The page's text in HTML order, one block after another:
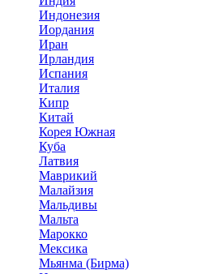
Индонезия
Иордания
Иран
Ирландия
Испания
Италия
Кипр
Китай
Корея Южная
Куба
Латвия
Маврикий
Малайзия
Мальдивы
Мальта
Марокко
Мексика
Мьянма (Бирма)